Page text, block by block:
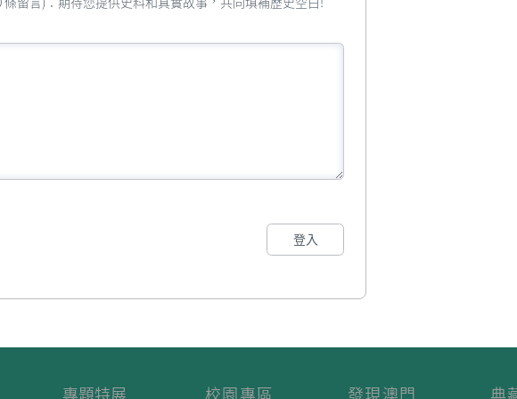
條留言)：期待您提供史料和真實故事，共同填補歷史空白!
登入